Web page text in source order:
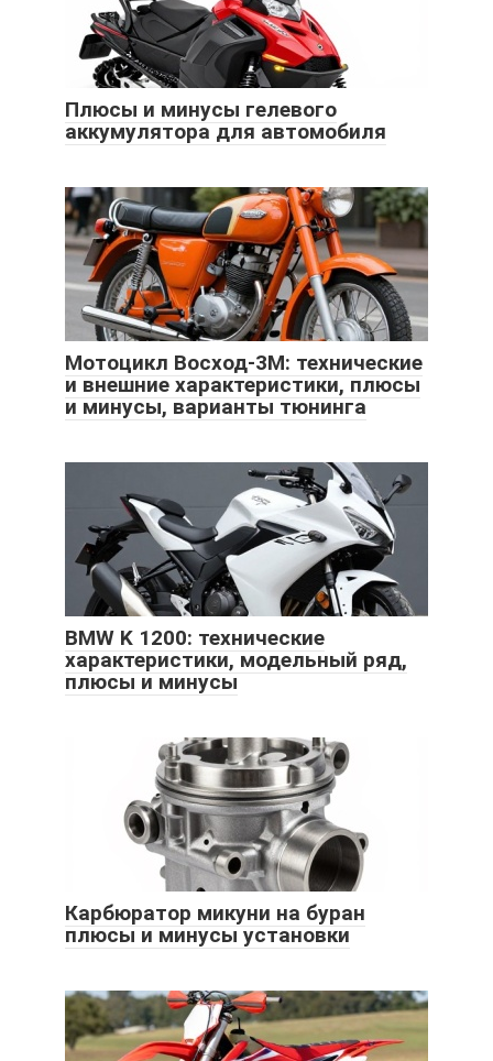
Плюсы и минусы гелевого
аккумулятора для автомобиля
Мотоцикл Восход-3М: технические
и внешние характеристики, плюсы
и минусы, варианты тюнинга
BMW K 1200: технические
характеристики, модельный ряд,
плюсы и минусы
Карбюратор микуни на буран
плюсы и минусы установки